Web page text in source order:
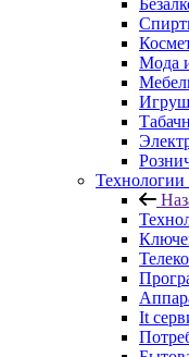
Мода
It